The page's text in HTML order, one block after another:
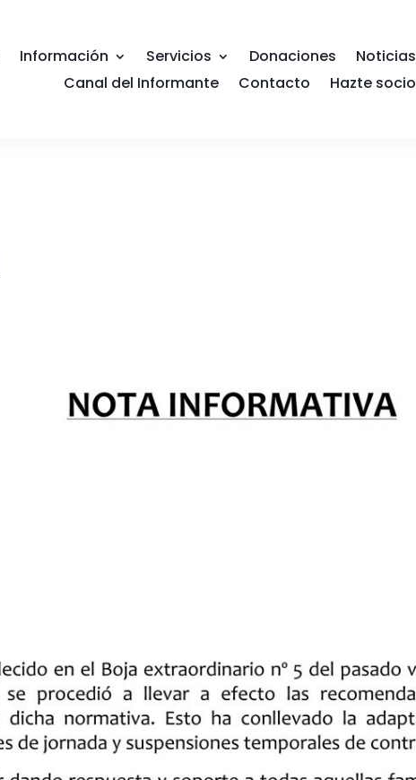
Información Servicios Donaciones
Noticias
Canal del Informante
Contacto Hazte socio